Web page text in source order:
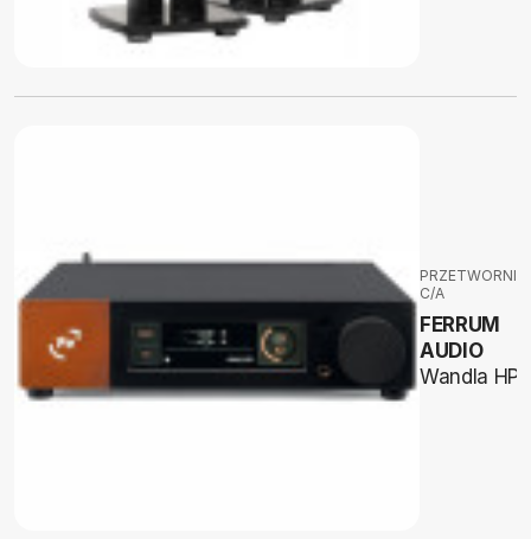
PRZETWORNIKI
C/A
FERRUM
AUDIO
Wandla HP